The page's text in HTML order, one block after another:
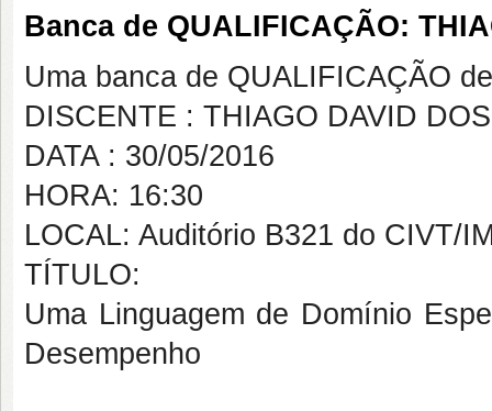
Banca de QUALIFICAÇÃO:
Uma banca de QUALIFICAÇÃO
DISCENTE : THIAGO DAVID
DATA : 30/05/2016
HORA: 16:30
LOCAL: Auditório B321 do CIVT/
TÍTULO:
Uma Linguagem de Domínio
Desempenho